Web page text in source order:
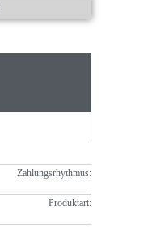
Zahlungsrhythmus:
Produktart: